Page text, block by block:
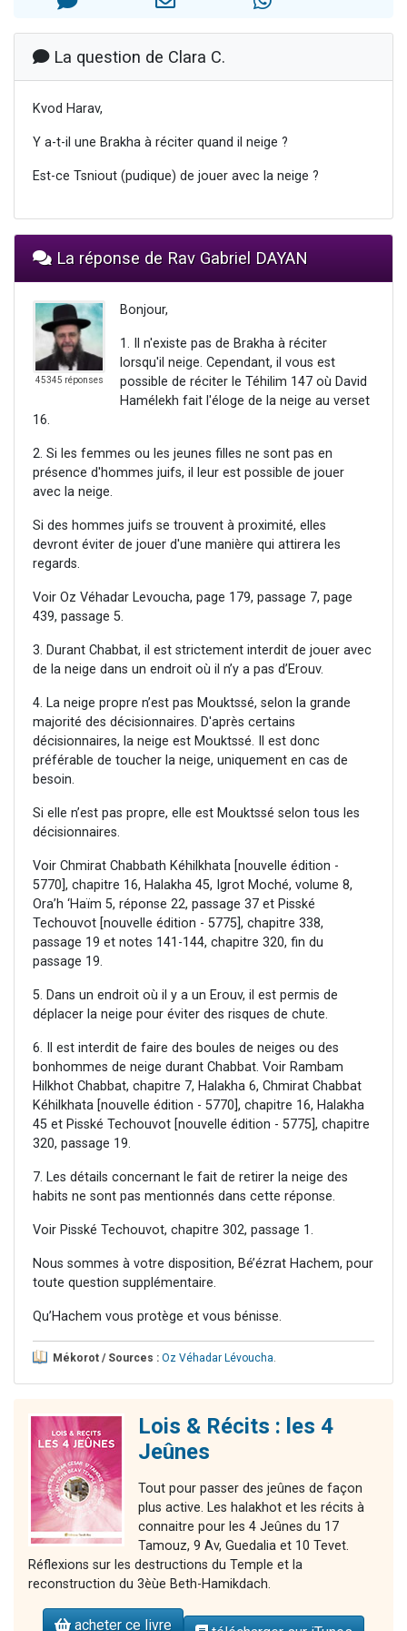
La question de Clara C.
Kvod Harav,
Y a-t-il une Brakha à réciter quand il neige ?
Est-ce Tsniout (pudique) de jouer avec la neige ?
La réponse de Rav Gabriel DAYAN
45345 réponses
Bonjour,
1. Il n'existe pas de Brakha à réciter
lorsqu'il neige. Cependant, il vous est
possible de réciter le Téhilim 147 où David
Hamélekh fait l'éloge de la neige au verset
16.
2. Si les femmes ou les jeunes filles ne sont pas en
présence d'hommes juifs, il leur est possible de jouer
avec la neige.
Si des hommes juifs se trouvent à proximité, elles
devront éviter de jouer d'une manière qui attirera les
regards.
Voir Oz Véhadar Levoucha, page 179, passage 7, page
439, passage 5.
3. Durant Chabbat, il est strictement interdit de jouer avec
de la neige dans un endroit où il n’y a pas d’Erouv.
4. La neige propre n’est pas Mouktssé, selon la grande
majorité des décisionnaires. D'après certains
décisionnaires, la neige est Mouktssé. Il est donc
préférable de toucher la neige, uniquement en cas de
besoin.
Si elle n’est pas propre, elle est Mouktssé selon tous les
décisionnaires.
Voir Chmirat Chabbath Kéhilkhata [nouvelle édition -
5770], chapitre 16, Halakha 45, Igrot Moché, volume 8,
Ora’h ‘Haïm 5, réponse 22, passage 37 et Pisské
Techouvot [nouvelle édition - 5775], chapitre 338,
passage 19 et notes 141-144, chapitre 320, fin du
passage 19.
5. Dans un endroit où il y a un Erouv, il est permis de
déplacer la neige pour éviter des risques de chute.
6. Il est interdit de faire des boules de neiges ou des
bonhommes de neige durant Chabbat. Voir Rambam
Hilkhot Chabbat, chapitre 7, Halakha 6, Chmirat Chabbat
Kéhilkhata [nouvelle édition - 5770], chapitre 16, Halakha
45 et Pisské Techouvot [nouvelle édition - 5775], chapitre
320, passage 19.
7. Les détails concernant le fait de retirer la neige des
habits ne sont pas mentionnés dans cette réponse.
Voir Pisské Techouvot, chapitre 302, passage 1.
Nous sommes à votre disposition, Bé’ézrat Hachem, pour
toute question supplémentaire.
Qu’Hachem vous protège et vous bénisse.
Mékorot / Sources : Oz Véhadar Lévoucha.
Lois & Récits : les 4
Jeûnes
Tout pour passer des jeûnes de façon
plus active. Les halakhot et les récits à
connaitre pour les 4 Jeûnes du 17
Tamouz, 9 Av, Guedalia et 10 Tevet.
Réflexions sur les destructions du Temple et la
reconstruction du 3èùe Beth-Hamikdach.
acheter ce livre